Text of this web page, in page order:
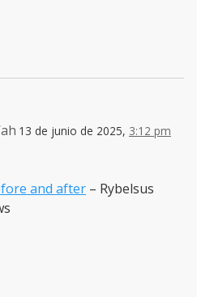
13 de junio de 2025, 3:12 pm
and after – Rybelsus